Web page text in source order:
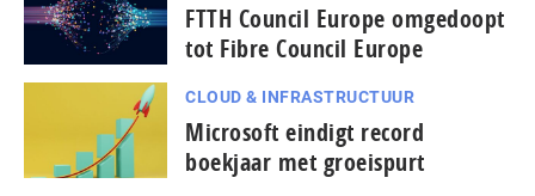
FTTH Council Europe omgedoopt
tot Fibre Council Europe
CLOUD & INFRASTRUCTUUR
Microsoft eindigt record
boekjaar met groeispurt